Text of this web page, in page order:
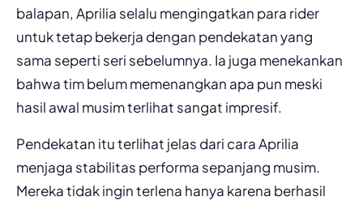
balapan, Aprilia selalu mengingatkan para rider
untuk tetap bekerja dengan pendekatan yang
sama seperti seri sebelumnya. Ia juga menekankan
bahwa tim belum memenangkan apa pun meski
hasil awal musim terlihat sangat impresif.
Pendekatan itu terlihat jelas dari cara Aprilia
menjaga stabilitas performa sepanjang musim.
Mereka tidak ingin terlena hanya karena berhasil